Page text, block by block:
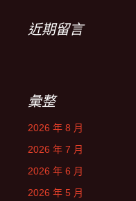
近期留言
彙整
2026 年 8 月
2026 年 7 月
2026 年 6 月
2026 年 5 月